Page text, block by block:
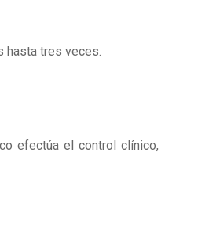
tres veces.
efectúa el control clínico,